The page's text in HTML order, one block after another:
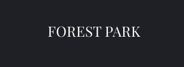
FOREST PARK